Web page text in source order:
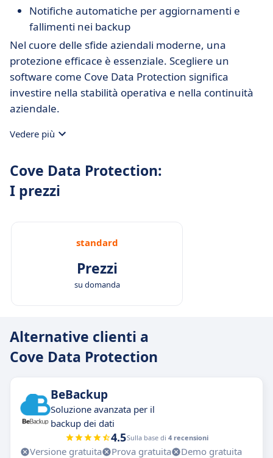
Notifiche automatiche per aggiornamenti e
fallimenti nei backup
Nel cuore delle sfide aziendali moderne, una
protezione efficace è essenziale. Scegliere un
software come Cove Data Protection significa
investire nella stabilità operativa e nella continuità
aziendale.
Vedere più
Cove Data Protection:
I prezzi
standard
Prezzi
su domanda
Alternative clienti a
Cove Data Protection
BeBackup
Soluzione avanzata per il
backup dei dati
4.5Sulla base di 4 recensioni
Versione gratuita Prova gratuita
Demo gratuita